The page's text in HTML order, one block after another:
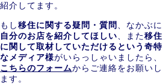
紹介してます。
もし 移住に関する疑問・質問
、なかぶに
自分のお店を紹介してほしい 、また移住
に関して取材していただけるという奇特
なメディア様がいらっしゃいましたら、
こちらのフォームからご連絡をお願いし
ます。